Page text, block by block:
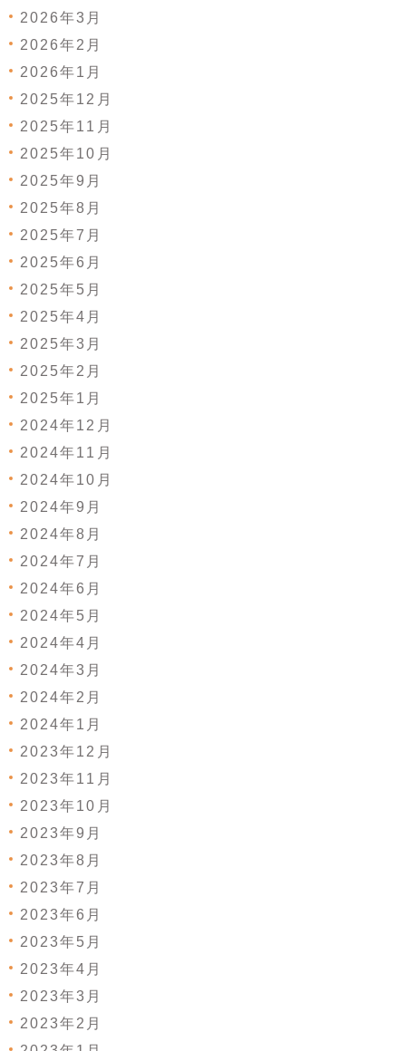
2026年3月
2026年2月
2026年1月
2025年12月
2025年11月
2025年10月
2025年9月
2025年8月
2025年7月
2025年6月
2025年5月
2025年4月
2025年3月
2025年2月
2025年1月
2024年12月
2024年11月
2024年10月
2024年9月
2024年8月
2024年7月
2024年6月
2024年5月
2024年4月
2024年3月
2024年2月
2024年1月
2023年12月
2023年11月
2023年10月
2023年9月
2023年8月
2023年7月
2023年6月
2023年5月
2023年4月
2023年3月
2023年2月